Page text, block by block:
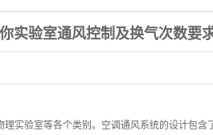
实验室通风控制及换气次数要
实验室等各个类别。空调通风系统的设计包